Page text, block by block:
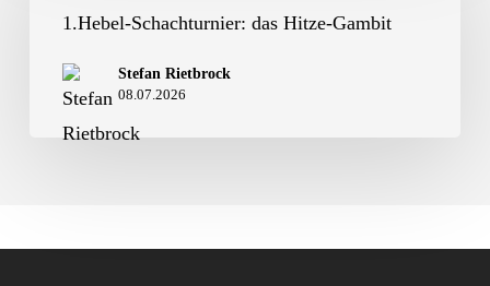
Gambit
1.Hebel-Schachturnier: das Hitze-Gambit
Stefan Rietbrock
08.07.2026